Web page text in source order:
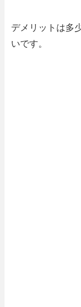
デメリットは多
いです。